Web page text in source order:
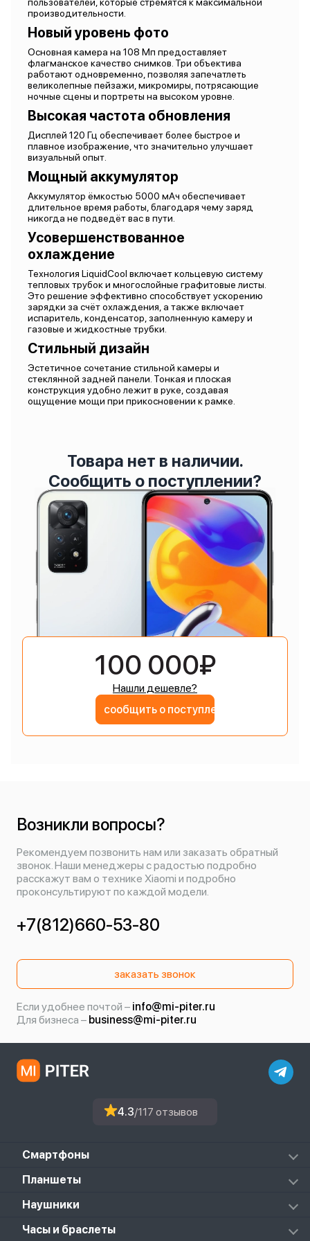
производительности.
Новый уровень фото
Основная камера на 108 Мп предоставляет
флагманское качество снимков. Три объектива
работают одновременно, позволяя запечатлеть
великолепные пейзажи, микромиры, потрясающие
ночные сцены и портреты на высоком уровне.
Высокая частота обновления
Дисплей 120 Гц обеспечивает более быстрое и
плавное изображение, что значительно улучшает
визуальный опыт.
Мощный аккумулятор
Аккумулятор ёмкостью 5000 мАч обеспечивает
длительное время работы, благодаря чему заряд
никогда не подведёт вас в пути.
Усовершенствованное
охлаждение
Технология LiquidCool включает кольцевую систему
тепловых трубок и многослойные графитовые листы.
Это решение эффективно способствует ускорению
зарядки за счёт охлаждения, а также включает
испаритель, конденсатор, заполненную камеру и
газовые и жидкостные трубки.
Стильный дизайн
Эстетичное сочетание стильной камеры и
стеклянной задней панели. Тонкая и плоская
конструкция удобно лежит в руке, создавая
ощущение мощи при прикосновении к рамке.
Товара нет в наличии.
Сообщить о поступлении?
100 000₽
Нашли дешевле?
сообщить о поступлении
Возникли вопросы?
Рекомендуем позвонить нам или заказать обратный
звонок. Наши менеджеры с радостью подробно
расскажут вам о технике Xiaomi и подробно
проконсультируют по каждой модели.
+7(812)660-53-80
заказать звонок
Если удобнее почтой – info@mi-piter.ru
Для бизнеса – business@mi-piter.ru
4.3/117 отзывов
Смартфоны
Redmi
Mi
Black Shark
Планшеты
Mi Pad 6S Pro
Mi Pad 7 Pro
Наушники
Mi FlipBuds Pro
Часы и браслеты